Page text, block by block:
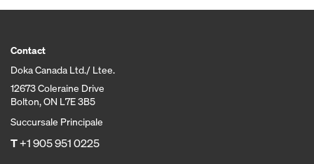
Contact
Doka Canada Ltd./ Ltee.
12673 Coleraine Drive
Bolton, ON L7E 3B5
Succursale Principale
T+1 905 951 0225